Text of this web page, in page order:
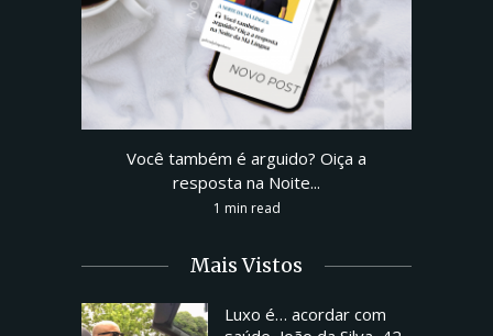
Você também é arguido? Oiça a
resposta na Noite...
1 min read
Mais Vistos
Luxo é… acordar com